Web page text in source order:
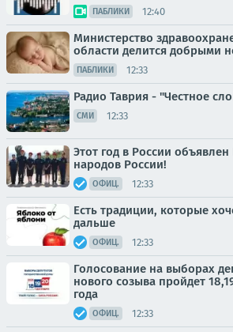
ПАБЛИКИ 12:40
Министерство
области делится добрыми
ПАБЛИКИ 12:33
Радио Таврия - "Честное
СМИ 12:33
Этот год в России
народов России!
ОФИЦ. 12:33
Есть традиции, которые
дальше
ОФИЦ. 12:33
Голосование на выборах
нового созыва пройдет
года
ОФИЦ. 12:33